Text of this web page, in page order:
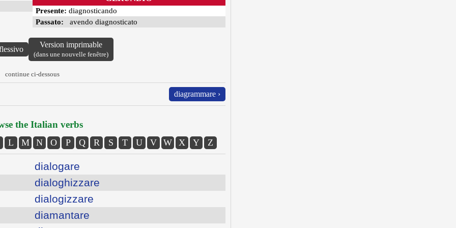
Presente: diagnosticando
Passato: avendo diagnosticato
Version imprimable
(dans une nouvelle fenêtre)
continue ci-dessous
diagrammare ›
the Italian verbs
L M N O P Q R S T U V W X Y Z
dialogare
dialoghizzare
dialogizzare
diamantare